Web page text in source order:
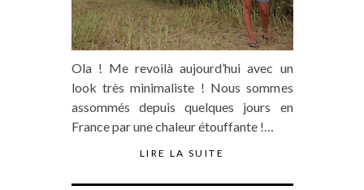
Ola ! Me revoilà aujourd’hui avec un
look très minimaliste ! Nous sommes
assommés depuis quelques jours en
France par une chaleur étouffante !…
LIRE LA SUITE